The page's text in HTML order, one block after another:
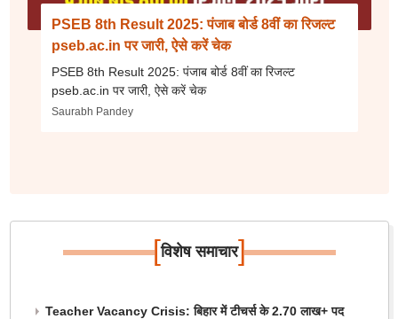
PSEB 8th Result 2025: पंजाब बोर्ड 8वीं का रिजल्ट
pseb.ac.in पर जारी, ऐसे करें चेक
PSEB 8th Result 2025: पंजाब बोर्ड 8वीं का रिजल्ट
pseb.ac.in पर जारी, ऐसे करें चेक
Saurabh Pandey
[विशेष समाचार]
Teacher Vacancy Crisis: बिहार में टीचर्स के 2.70 लाख+ पद